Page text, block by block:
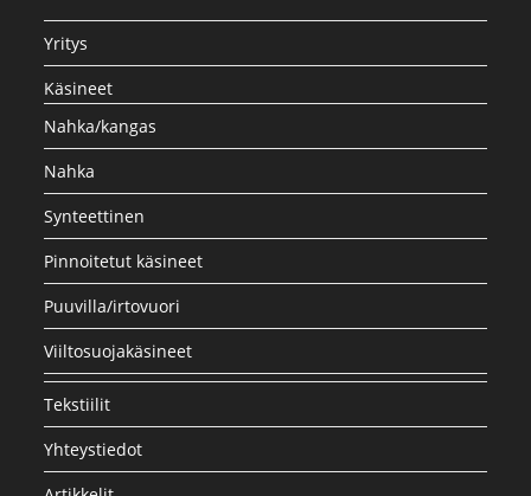
Yritys
Käsineet
Nahka/kangas
Nahka
Synteettinen
Pinnoitetut käsineet
Puuvilla/irtovuori
Viiltosuojakäsineet
Tekstiilit
Yhteystiedot